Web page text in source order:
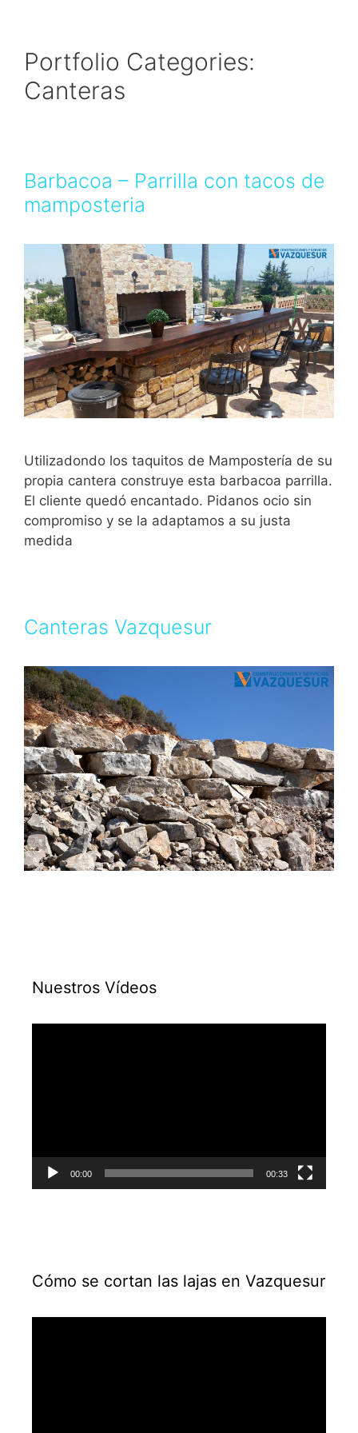
Portfolio Categories:
Canteras
Barbacoa – Parrilla con tacos de
mamposteria
Utilizadondo los taquitos de Mampostería de su
propia cantera construye esta barbacoa parrilla.
El cliente quedó encantado. Pidanos ocio sin
compromiso y se la adaptamos a su justa
medida
Canteras Vazquesur
Nuestros Vídeos
00:00 00:33
Cómo se cortan las lajas en Vazquesur